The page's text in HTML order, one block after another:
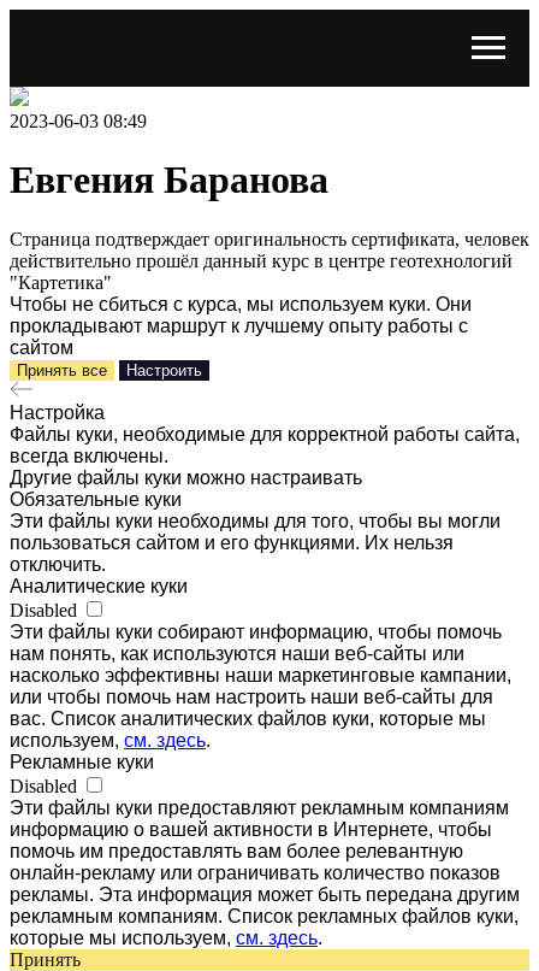
2023-06-03 08:49
Евгения Баранова
Страница подтверждает оригинальность сертификата, человек
действительно прошёл данный курс в центре геотехнологий
"Картетика"
Чтобы не сбиться с курса, мы используем куки. Они
прокладывают маршрут к лучшему опыту работы с
сайтом
Принять все Настроить
Настройка
Файлы куки, необходимые для корректной работы сайта,
всегда включены.
Другие файлы куки можно настраивать
Обязательные куки
Эти файлы куки необходимы для того, чтобы вы могли
пользоваться сайтом и его функциями. Их нельзя
отключить.
Аналитические куки
Disabled
Эти файлы куки собирают информацию, чтобы помочь
нам понять, как используются наши веб-сайты или
насколько эффективны наши маркетинговые кампании,
или чтобы помочь нам настроить наши веб-сайты для
вас. Список аналитических файлов куки, которые мы
используем, см. здесь.
Рекламные куки
Disabled
Эти файлы куки предоставляют рекламным компаниям
информацию о вашей активности в Интернете, чтобы
помочь им предоставлять вам более релевантную
онлайн-рекламу или ограничивать количество показов
рекламы. Эта информация может быть передана другим
рекламным компаниям. Список рекламных файлов куки,
которые мы используем, см. здесь.
Принять